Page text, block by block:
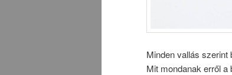
Minden vallás szerint
Mit mondanak erről